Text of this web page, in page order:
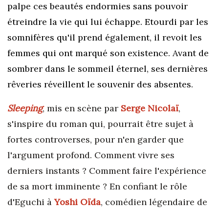
palpe ces beautés endormies sans pouvoir
étreindre la vie qui lui échappe. Etourdi par les
somnifères qu'il prend également, il revoit les
femmes qui ont marqué son existence. Avant de
sombrer dans le sommeil éternel, ses dernières
rêveries réveillent le souvenir des absentes.
Sleeping, mis en scène par Serge Nicolaï,
s'inspire du roman qui, pourrait être sujet à
fortes controverses, pour n'en garder que
l'argument profond. Comment vivre ses
derniers instants ? Comment faire l'expérience
de sa mort imminente ? En confiant le rôle
d'Eguchi àYoshi Oïda, comédien légendaire de